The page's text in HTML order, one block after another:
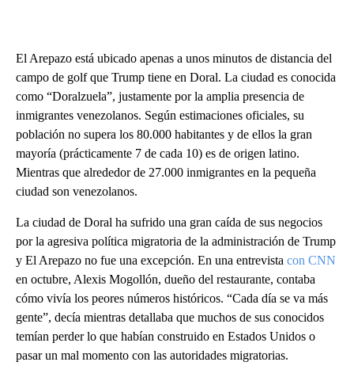
El Arepazo está ubicado apenas a unos minutos de distancia del
campo de golf que Trump tiene en Doral. La ciudad es conocida
como “Doralzuela”, justamente por la amplia presencia de
inmigrantes venezolanos. Según estimaciones oficiales, su
población no supera los 80.000 habitantes y de ellos la gran
mayoría (prácticamente 7 de cada 10) es de origen latino.
Mientras que alrededor de 27.000 inmigrantes en la pequeña
ciudad son venezolanos.
La ciudad de Doral ha sufrido una gran caída de sus negocios
por la agresiva política migratoria de la administración de Trump
y El Arepazo no fue una excepción. En una entrevista con CNN
en octubre, Alexis Mogollón, dueño del restaurante, contaba
cómo vivía los peores números históricos. “Cada día se va más
gente”, decía mientras detallaba que muchos de sus conocidos
temían perder lo que habían construido en Estados Unidos o
pasar un mal momento con las autoridades migratorias.